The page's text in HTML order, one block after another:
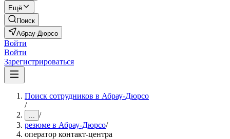
Ещё
Поиск
Абрау-Дюрсо
Войти
Войти
Зарегистрироваться
Поиск сотрудников в Абрау-Дюрсо
/
... /
резюме в Абрау-Дюрсо/
оператор контакт-центра